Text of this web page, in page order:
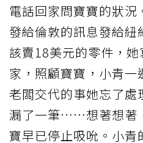
電話回家問寶寶的狀
發給倫敦的訊息發給紐
該賣18美元的零件，
家，照顧寶寶，小青
老闆交代的事她忘了
漏了一筆……想著想著
寶早已停止吸吮。小青